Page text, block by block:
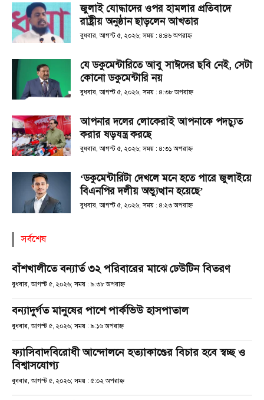
জুলাই যোদ্ধাদের ওপর হামলার প্রতিবাদে
রাষ্ট্রীয় অনুষ্ঠান ছাড়লেন আখতার
বুধবার, আগস্ট ৫, ২০২৬; সময় : ৪:৪৬ অপরাহ্ণ
যে ডকুমেন্টারিতে আবু সাঈদের ছবি নেই, সেটা
কোনো ডকুমেন্টারি নয়
বুধবার, আগস্ট ৫, ২০২৬; সময় : ৪:৩৮ অপরাহ্ণ
আপনার দলের লোকেরাই আপনাকে পদচ্যুত
করার ষড়যন্ত্র করছে
বুধবার, আগস্ট ৫, ২০২৬; সময় : ৪:৩১ অপরাহ্ণ
‘ডকুমেন্টারিটা দেখলে মনে হতে পারে জুলাইয়ে
বিএনপির দলীয় অভ্যুত্থান হয়েছে’
বুধবার, আগস্ট ৫, ২০২৬; সময় : ৪:২৩ অপরাহ্ণ
সর্বশেষ
বাঁশখালীতে বন্যার্ত ৩২ পরিবারের মাঝে ঢেউটিন বিতরণ
বুধবার, আগস্ট ৫, ২০২৬; সময় : ৯:৩৮ অপরাহ্ণ
বন্যাদুর্গত মানুষের পাশে পার্কভিউ হাসপাতাল
বুধবার, আগস্ট ৫, ২০২৬; সময় : ৯:১৬ অপরাহ্ণ
ফ্যাসিবাদবিরোধী আন্দোলনে হত্যাকাণ্ডের বিচার হবে স্বচ্ছ ও
বিশ্বাসযোগ্য
বুধবার, আগস্ট ৫, ২০২৬; সময় : ৫:০২ অপরাহ্ণ